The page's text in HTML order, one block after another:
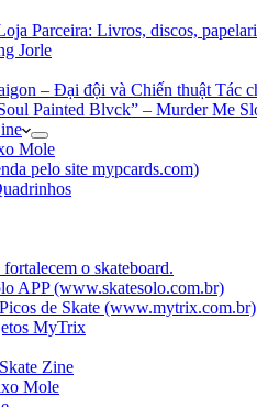
Parceira: Livros, discos,
Jorle
– Đại đội và Chiến thuật Tác
Painted Blvck” – Murder Me
Mole
pelo site mypcards.com)
o skateboard.
APP (www.skatesolo.com.br)
de Skate (www.mytrix.com.br)
MyTrix
Zine
Mole